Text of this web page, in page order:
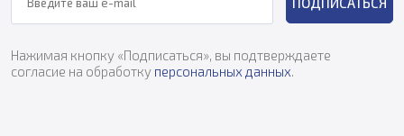
Нажимая кнопку «Подписаться», вы подтверждаете
согласие на обработку персональных данных.